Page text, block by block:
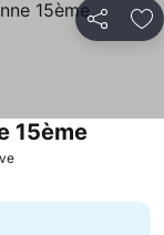
Partilhar
15ème